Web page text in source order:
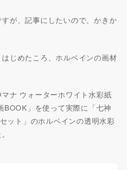
が、記事にしたいので、かきか
じめたころ、ホルベインの画材
ナ ウォーターホワイト水彩紙
BOOK」を使って実際に「七神
ット」のホルベインの透明水彩